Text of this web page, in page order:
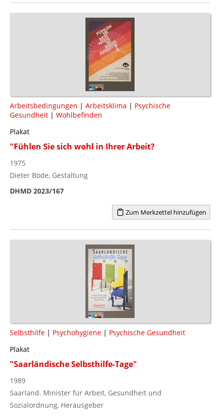
Arbeitsbedingungen | Arbeitsklima | Psychische
Gesundheit | Wohlbefinden
Plakat
"Fühlen Sie sich wohl in Ihrer Arbeit?
1975
Dieter Böde, Gestaltung
DHMD 2023/167
Zum Merkzettel hinzufügen
Selbsthilfe | Psychohygiene | Psychische Gesundheit
Plakat
"Saarländische Selbsthilfe-Tage"
1989
Saarland. Minister für Arbeit, Gesundheit und
Sozialordnung, Herausgeber